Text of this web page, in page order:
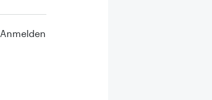
Anmelden